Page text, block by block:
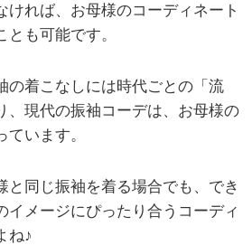
ければ、お母様のコーディネート
も可能です。
の着こなしには時代ごとの「流
、現代の振袖コーデは、お母様の
います。
と同じ振袖を着る場合でも、でき
イメージにぴったり合うコーディ
ね♪